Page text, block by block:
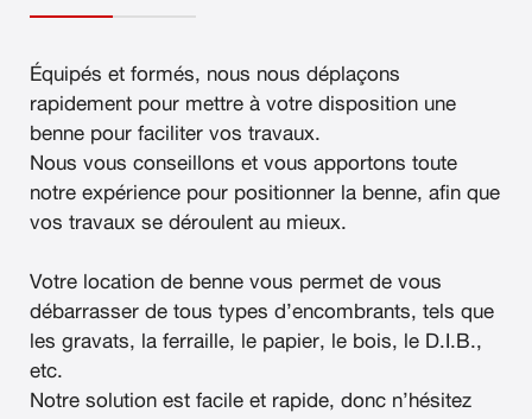
Équipés et formés, nous nous déplaçons
rapidement pour mettre à votre disposition une
benne pour faciliter vos travaux.
Nous vous conseillons et vous apportons toute
notre expérience pour positionner la benne, afin que
vos travaux se déroulent au mieux.
Votre location de benne vous permet de vous
débarrasser de tous types d’encombrants, tels que
les gravats, la ferraille, le papier, le bois, le D.I.B.,
etc.
Notre solution est facile et rapide, donc n’hésitez